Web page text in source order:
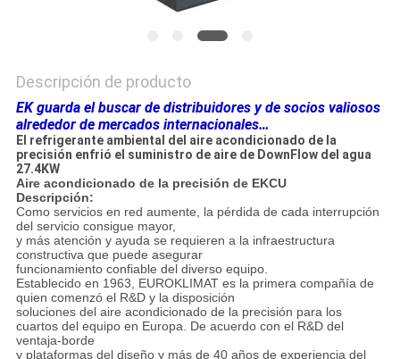
Descripción de producto
EK guarda el buscar de distribuidores y de socios valiosos
alrededor de mercados internacionales…
El refrigerante ambiental del aire acondicionado de la
precisión enfrió el suministro de aire de DownFlow del agua
27.4KW
Aire acondicionado de la precisión de EKCU
Descripción:
Como servicios en red aumente, la pérdida de cada interrupción
del servicio consigue mayor,
y más atención y ayuda se requieren a la infraestructura
constructiva que puede asegurar
funcionamiento confiable del diverso equipo.
Establecido en 1963, EUROKLIMAT es la primera compañía de
quien comenzó el R&D y la disposición
soluciones del aire acondicionado de la precisión para los
cuartos del equipo en Europa. De acuerdo con el R&D del
ventaja-borde
y plataformas del diseño y más de 40 años de experiencia del